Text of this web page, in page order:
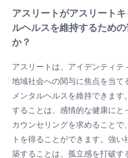
アスリートがアスリート
ルヘルスを維持するため
か？
アスリートは、アイデンティテ
地域社会への関与に焦点を当て
メンタルヘルスを維持できます
することは、感情的な健康にと
カウンセリングを求めることで
トを得ることができます。強
築することは、孤立感を打破す